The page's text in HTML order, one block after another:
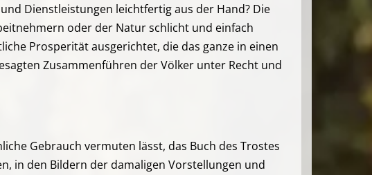
Dienstleistungen leichtfertig aus der Hand? Die
oder der Natur schlicht und einfach
Prosperität ausgerichtet, die das ganze in einen
Zusammenführen der Völker unter Recht und
Gebrauch vermuten lässt, das Buch des Trostes
in den Bildern der damaligen Vorstellungen und